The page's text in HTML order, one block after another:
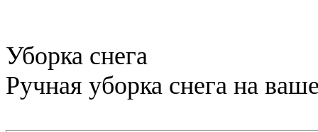
Уборка снега
Ручная уборка снега на